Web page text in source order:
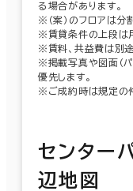
る場合があります。
※（案）のフロアは分
※賃貸条件の上段は
※賃料、共益費は別
※掲載写真や図面（
優先します。
※ご成約時は規定の
センター
辺地図